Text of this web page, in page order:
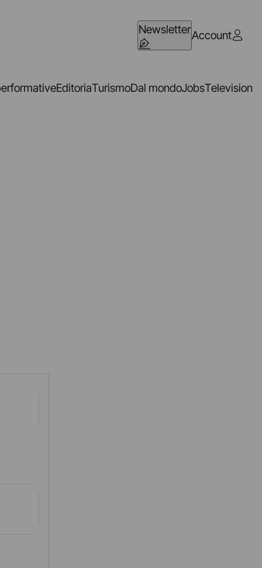
NewsletterAccount
EditoriaTurismoDal mondoJobsTelevision